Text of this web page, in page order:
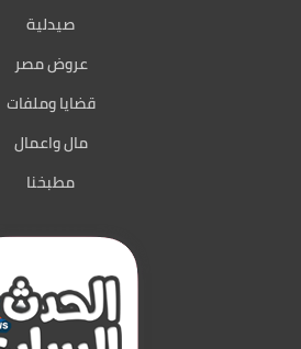
صيدلية
عروض مصر
قضايا وملفات
مال واعمال
مطبخنا